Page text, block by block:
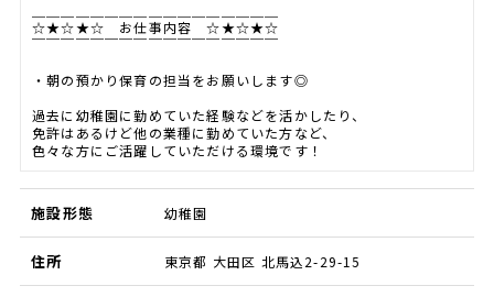
☆★☆★☆ お仕事内容 ☆★☆★☆
￣￣￣￣￣￣￣￣￣￣￣￣￣￣￣￣￣
・朝の預かり保育の担当をお願いします◎
過去に幼稚園に勤めていた経験などを活かしたり、
免許はあるけど他の業種に勤めていた方など、
色々な方にご活躍していただける環境です！
施設形態 幼稚園
住所 東京都 大田区 北馬込2-29-15